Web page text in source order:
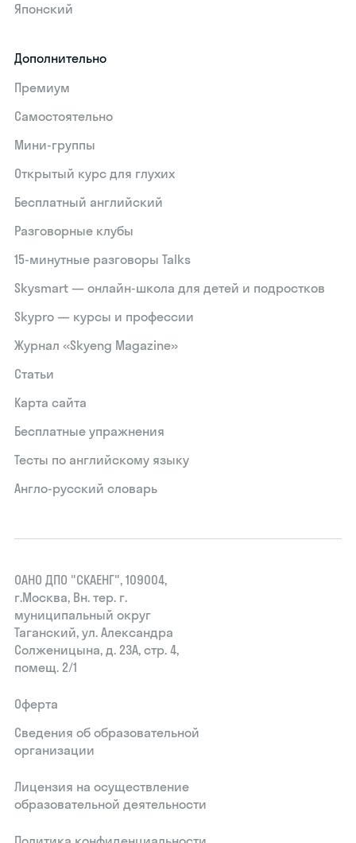
Японский
Дополнительно
Премиум
Самостоятельно
Мини-группы
Открытый курс для глухих
Бесплатный английский
Разговорные клубы
15‑минутные разговоры Talks
Skysmart — онлайн-школа для детей и подростков
Skypro — курсы и профессии
Журнал «Skyeng Magazine»
Статьи
Карта сайта
Бесплатные упражнения
Тесты по английскому языку
Англо-русский словарь
ОАНО ДПО "СКАЕНГ", 109004,
г.Москва, Вн. тер. г.
муниципальный округ
Таганский, ул. Александра
Солженицына, д. 23А, стр. 4,
помещ. 2/1
Оферта
Сведения об образовательной
организации
Лицензия на осуществление
образовательной деятельности